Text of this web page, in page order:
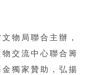
物局聯合主辦，
交流中心聯合籌
獨家贊助，弘揚